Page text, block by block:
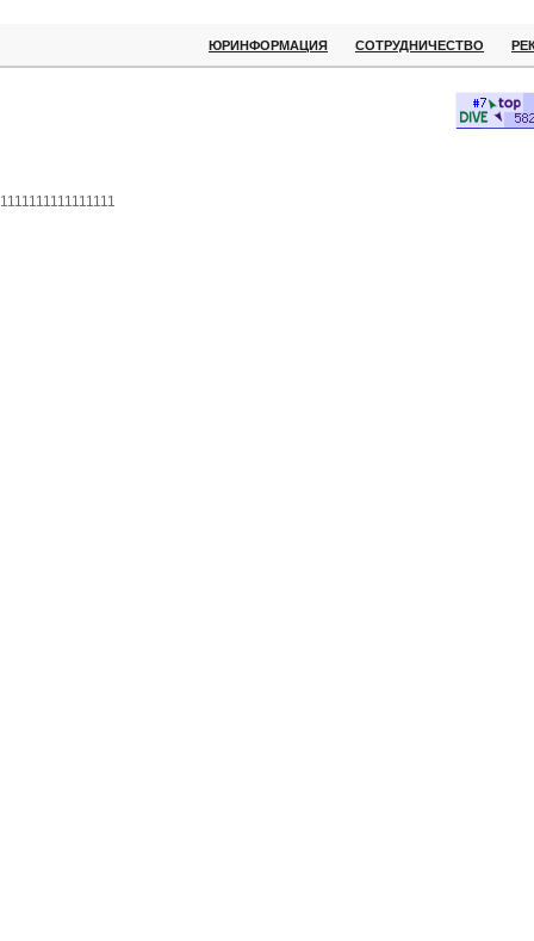
ЮРИНФОРМАЦИЯ СОТРУДНИЧЕСТВО
1111111111111111